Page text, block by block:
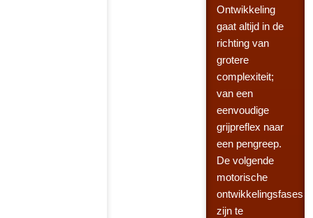
Ontwikkeling
gaat altijd in de
richting van
grotere
complexiteit;
van een
eenvoudige
grijpreflex naar
een pengreep.
De volgende
motorische
ontwikkelingsfases
zijn te